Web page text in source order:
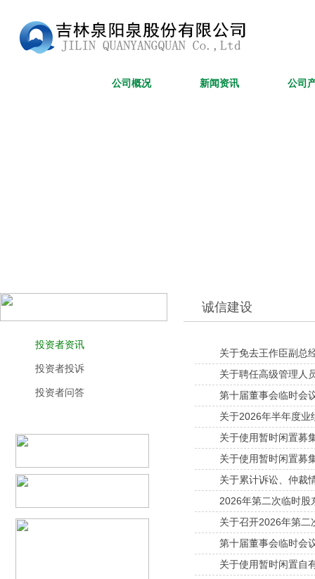
公司概况 新闻资讯 公司
投资者资讯
投资者投诉
投资者问答
诚信建设
关于免去王作臣副总
关于聘任高级管理人
第十届董事会临时会
关于2026年半年度业
关于使用暂时闲置募
关于使用暂时闲置募
关于累计诉讼、仲裁
2026年第二次临时股
关于召开2026年第二
第十届董事会临时会
关于使用暂时闲置自